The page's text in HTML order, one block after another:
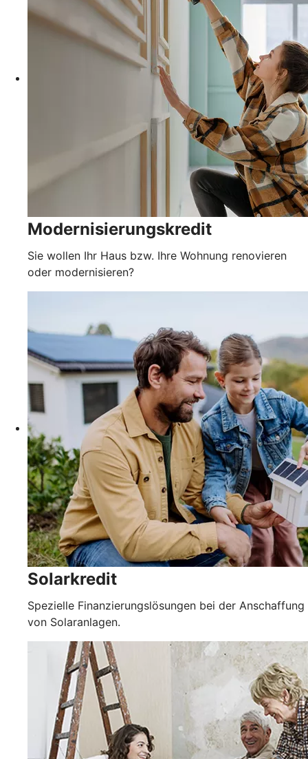
Modernisierungskredit
Sie wollen Ihr Haus bzw. Ihre Wohnung renovieren
oder modernisieren?
Solarkredit
Spezielle Finanzierungslösungen bei der Anschaffung
von Solaranlagen.